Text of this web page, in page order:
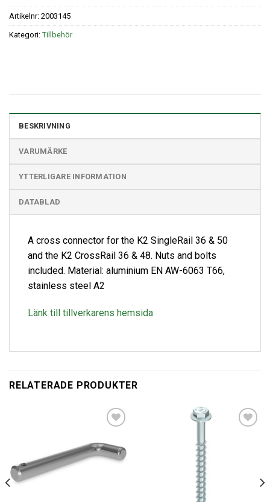
Artikelnr: 2003145
Kategori: Tillbehör
BESKRIVNING
VARUMÄRKE
YTTERLIGARE INFORMATION
DATABLAD
A cross connector for the K2 SingleRail 36 & 50
and the K2 CrossRail 36 & 48. Nuts and bolts
included. Material: aluminium EN AW-6063 T66,
stainless steel A2
Länk till tillverkarens hemsida
RELATERADE PRODUKTER
offertlista